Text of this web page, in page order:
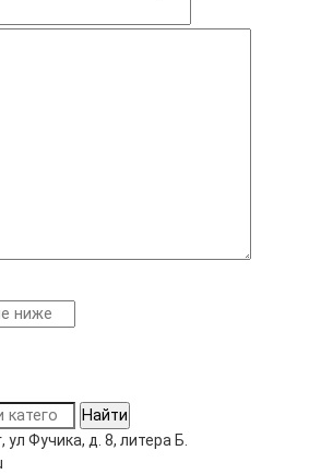
Найти
ул Фучика, д. 8, литера Б.